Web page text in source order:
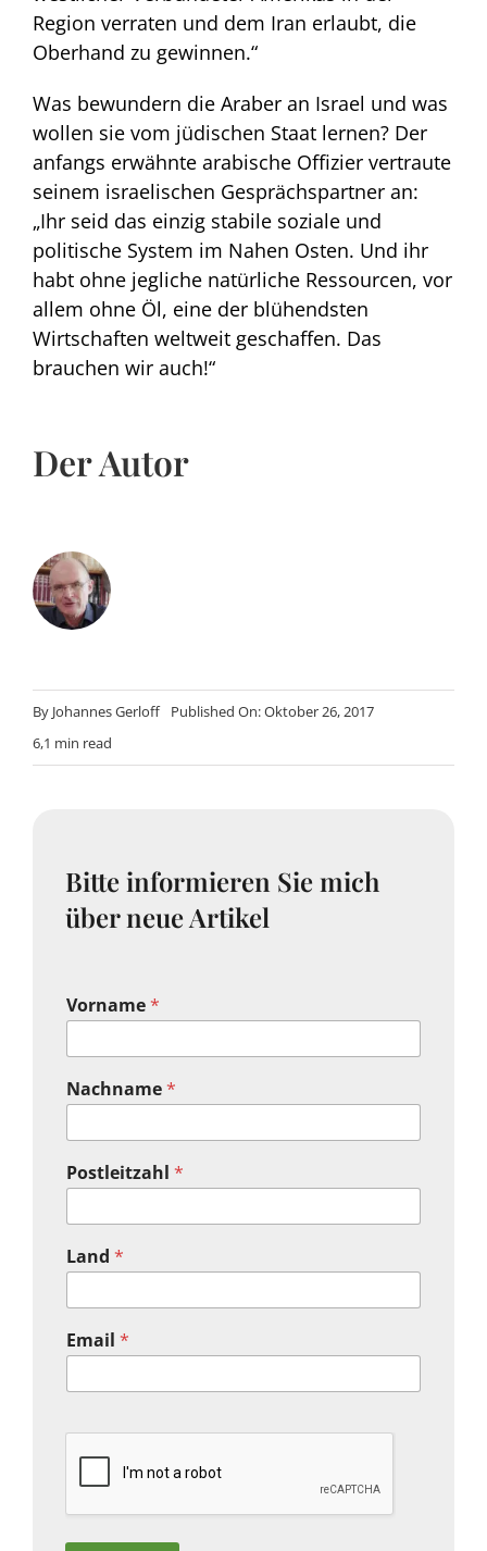
Region verraten und dem Iran erlaubt, die
Oberhand zu gewinnen.“
Was bewundern die Araber an Israel und was
wollen sie vom jüdischen Staat lernen? Der
anfangs erwähnte arabische Offizier vertraute
seinem israelischen Gesprächspartner an:
„Ihr seid das einzig stabile soziale und
politische System im Nahen Osten. Und ihr
habt ohne jegliche natürliche Ressourcen, vor
allem ohne Öl, eine der blühendsten
Wirtschaften weltweit geschaffen. Das
brauchen wir auch!“
Der Autor
By Johannes Gerloff
Published On: Oktober 26, 2017
6,1 min read
Bitte informieren Sie mich
über neue Artikel
Vorname*
Nachname*
Postleitzahl *
Land *
Email *